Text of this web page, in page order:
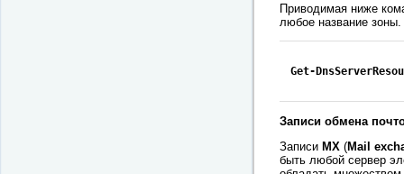
Приводимая ниже
любое название зоны.
Get-
Записи обмена
Записи MX (Mail
быть любой сервер